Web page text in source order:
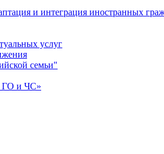
и интеграция иностранных
услуг
семьи"
ГО и ЧС»